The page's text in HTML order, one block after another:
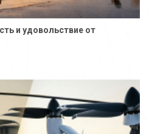
и удовольствие от